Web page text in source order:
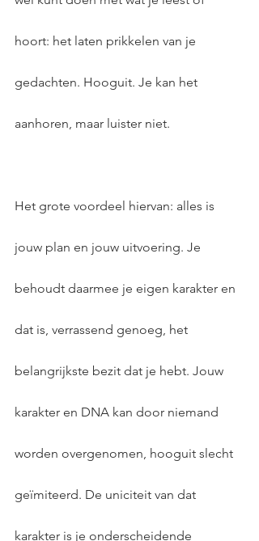
hoort: het laten prikkelen van je
gedachten. Hooguit. Je kan het
aanhoren, maar luister niet.
Het grote voordeel hiervan: alles is
jouw plan en jouw uitvoering. Je
behoudt daarmee je eigen karakter en
dat is, verrassend genoeg, het
belangrijkste bezit dat je hebt. Jouw
karakter en DNA kan door niemand
worden overgenomen, hooguit slecht
geïmiteerd. De uniciteit van dat
karakter is je onderscheidende